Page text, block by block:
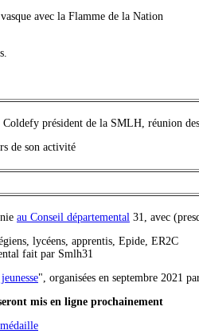
avec la Flamme de la Nation
président de la SMLH, réunion
de son activité
au Conseil départemental 31, avec
lycéens, apprentis, Epide, ER2C
fait par Smlh31
", organisées en septembre 2021
mis en ligne prochainement